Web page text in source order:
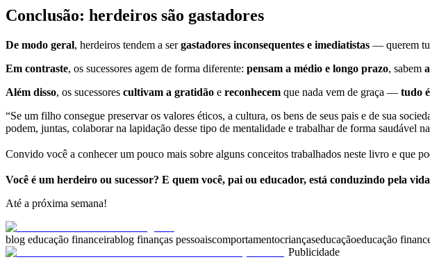
Conclusão: herdeiros são gastadores
De modo geral, herdeiros tendem a sergastadores inconsequentes e imediatistas — querem
Em contraste, os sucessores agem de forma diferente: pensam a médio e longo prazo, sabem
Além disso, os sucessores cultivam a gratidão e reconhecem que nada vem de graça — tudo
“Se um filho consegue preservar os valores éticos, a cultura, os bens de seus pais e de sua
podem, juntas, colaborar na lapidação desse tipo de mentalidade e trabalhar de forma saudável
Convido você a conhecer um pouco mais sobre alguns conceitos trabalhados neste livro e que
Você é um herdeiro ou sucessor? E quem você, pai ou educador, está conduzindo pela
Até a próxima semana!
blog educação financeirablog finanças pessoaiscomportamentocriançaseducaçãoeducação
Publicidade